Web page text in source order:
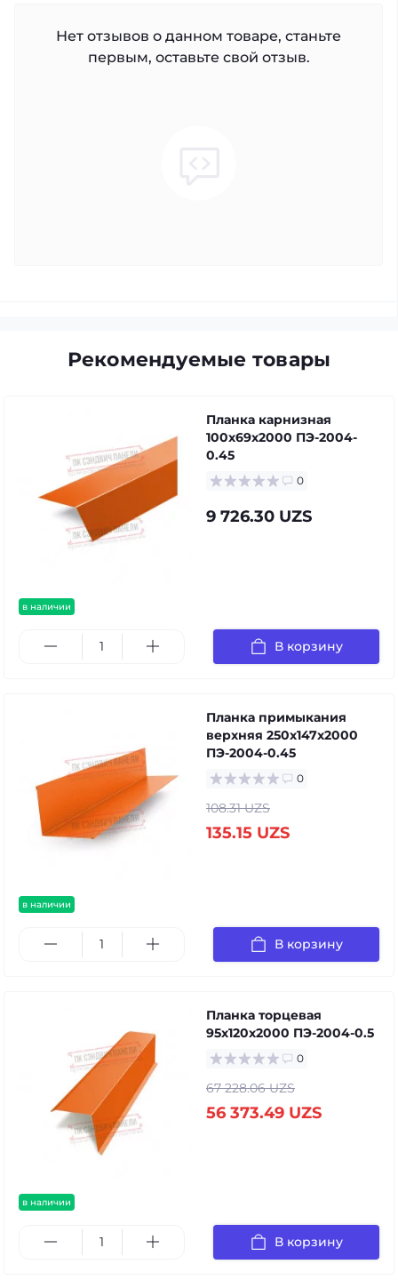
Нет отзывов о данном товаре, станьте
первым, оставьте свой отзыв.
Рекомендуемые товары
в наличии
Планка карнизная
100х69х2000 ПЭ-2004-
0.45
0
9 726.30 UZS
В корзину
в наличии
Планка примыкания
верхняя 250х147х2000
ПЭ-2004-0.45
0
108.31 UZS
135.15 UZS
В корзину
в наличии
Планка торцевая
95х120х2000 ПЭ-2004-0.5
0
67 228.06 UZS
56 373.49 UZS
В корзину